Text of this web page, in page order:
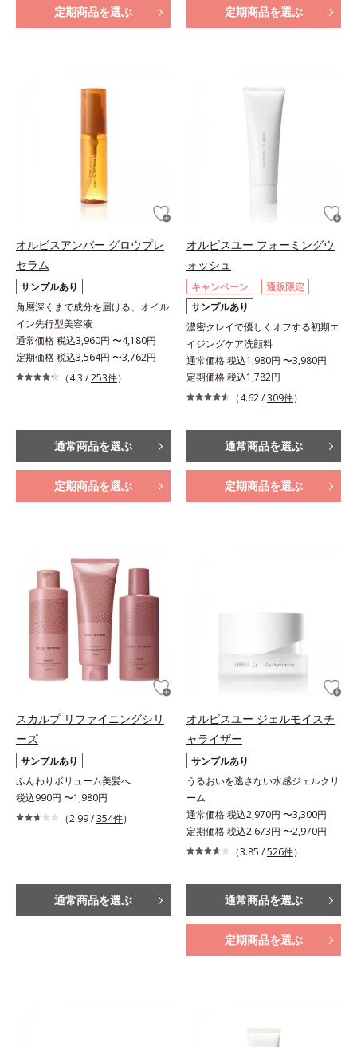
定期商品を選ぶ 定期商品を選ぶ
オルビスアンバー グロウプレ
セラム
サンプルあり
角層深くまで成分を届ける、オイル
イン先行型美容液
通常価格 税込3,960円 〜4,180円
定期価格 税込3,564円 〜3,762円
（4.3 /253件）
通常商品を選ぶ
定期商品を選ぶ
オルビスユー フォーミングウ
ォッシュ
キャンペーン
通販限定
サンプルあり
濃密クレイで優しくオフする初期エ
イジングケア洗顔料
通常価格 税込1,980円 〜3,980円
定期価格 税込1,782円
（4.62 /309件）
通常商品を選ぶ
定期商品を選ぶ
スカルプ リファイニングシリ
ーズ
サンプルあり
ふんわりボリューム美髪へ
税込990円 〜1,980円
（2.99 /354件）
通常商品を選ぶ
オルビスユー ジェルモイスチ
ャライザー
サンプルあり
うるおいを逃さない水感ジェルクリ
ーム
通常価格 税込2,970円 〜3,300円
定期価格 税込2,673円 〜2,970円
（3.85 /526件）
通常商品を選ぶ
定期商品を選ぶ